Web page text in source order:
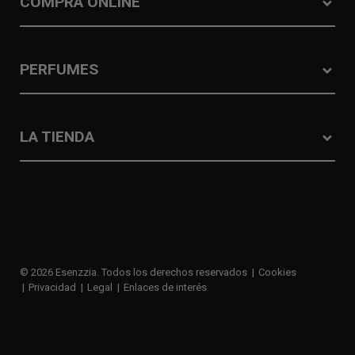
PERFUMES
LA TIENDA
© 2026 Esenzzia. Todos los derechos reservados
Cookies
Privacidad
Legal Enlaces de interés